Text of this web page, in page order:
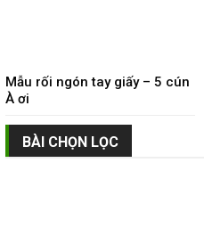
Mẫu rối ngón tay giấy – 5 cún
À ơi
BÀI CHỌN LỌC